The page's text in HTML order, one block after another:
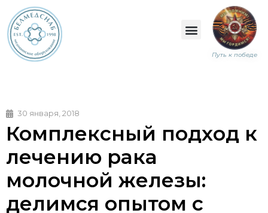
Путь к победе
30 января, 2018
Комплексный подход к
лечению рака
молочной железы:
делимся опытом с